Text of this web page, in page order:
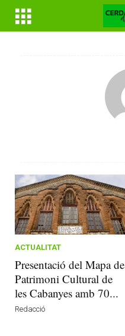
ACTUALITAT
Presentació del Mapa de
Patrimoni Cultural de
les Cabanyes amb 70...
Redacció